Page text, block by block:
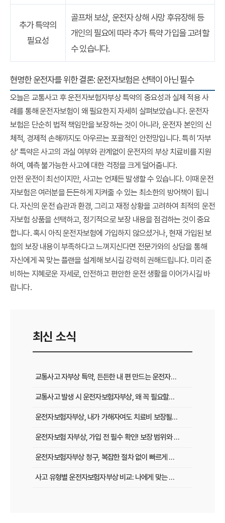
추가 특약의
필요성
골프채 보상, 운전자 상해 사망 후유장해 등
개인의 필요에 따라 추가 특약 가입을 고려할
수 있습니다.
현명한 운전자를 위한 결론: 운전자보험은 선택이 아닌 필수
오늘은 교통사고 후 운전자보험자부상특약의 중요성과 실제 적용 사
례를 통해 운전자보험이 왜 필요한지 자세히 살펴보았습니다. 운전자
보험은 단순히 법적 책임만을 보장하는 것이 아니라, 운전자 본인의 신
체적, 경제적 손해까지도 아우르는 포괄적인 안전망입니다. 특히 '자부
상' 특약은 사고의 과실 여부와 관계없이 운전자의 부상 치료비를 지원
하여, 예측 불가능한 사고에 대한 걱정을 크게 덜어줍니다.
안전 운전이 최선이지만, 사고는 언제든 발생할 수 있습니다. 이때 운전
자보험은 여러분을 든든하게 지켜줄 수 있는 최소한의 방어책이 됩니
다. 자신의 운전 습관과 환경, 그리고 재정 상황을 고려하여 최적의 운전
자보험 상품을 선택하고, 정기적으로 보장 내용을 점검하는 것이 중요
합니다. 혹시 아직 운전자보험에 가입하지 않으셨거나, 현재 가입된 보
험의 보장 내용이 부족하다고 느껴지신다면 전문가와의 상담을 통해
자신에게 꼭 맞는 플랜을 설계해 보시길 강력히 권해드립니다. 미리 준
비하는 지혜로운 자세로, 안전하고 편안한 운전 생활을 이어가시길 바
랍니다.
최신 소식
교통사고 자부상 특약, 든든한 내 편 만드는 운전자보험 100% 활용법
교통사고 발생 시 운전자보험자부상, 왜 꼭 필요할까? 놓치면 후회할 진짜 가치
운전자보험자부상, 내가 가해자여도 치료비 보장될까? 핵심 궁금증 해결
운전자보험 자부상, 가입 전 필수 확인! 보장 범위와 혜택 비교 가이드
운전자보험자부상 청구, 복잡한 절차 없이 빠르게 받는 골든 타임 지키기
사고 유형별 운전자보험자부상 비교: 나에게 맞는 보상은 무엇일까?